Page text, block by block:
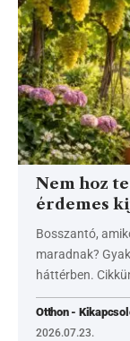
Nem hoz
érdemes
Bosszantó,
maradnak?
háttérben.
Otthon -
2026.07.23.